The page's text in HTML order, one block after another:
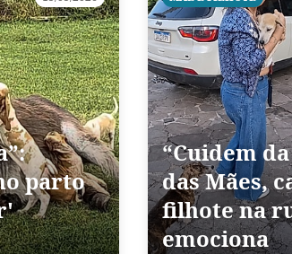
parto
“Cuidem
das Mães,
filhote na
emociona